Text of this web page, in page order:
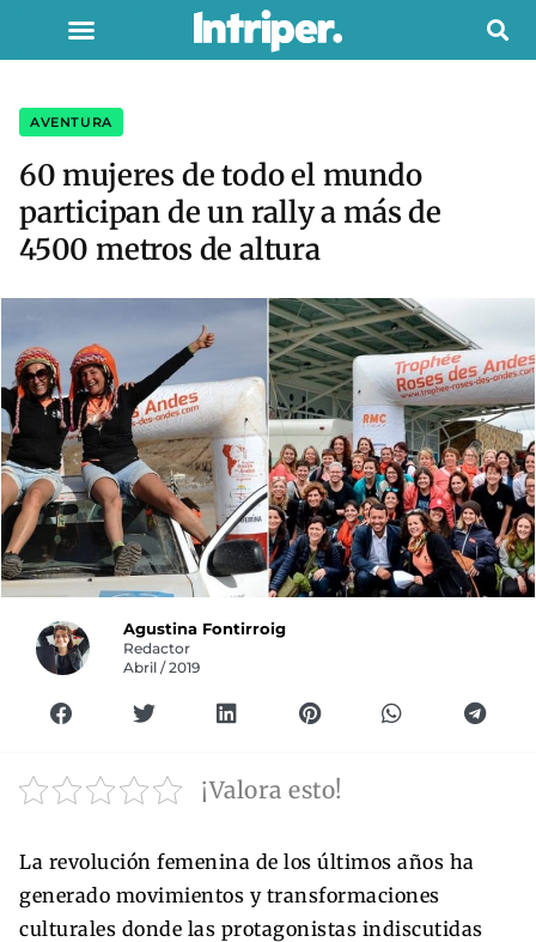
AVENTURA
60 mujeres de todo el mundo
participan de un rally a más de
4500 metros de altura
Agustina Fontirroig
Redactor
Abril / 2019
¡Valora esto!
La revolución femenina de los últimos años ha
generado movimientos y transformaciones
culturales donde las protagonistas indiscutidas